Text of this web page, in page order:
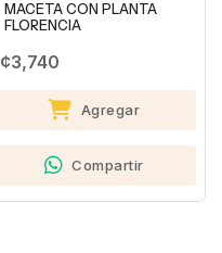
MACETA CON PLANTA
FLORENCIA
¢3,740
Agregar
Compartir